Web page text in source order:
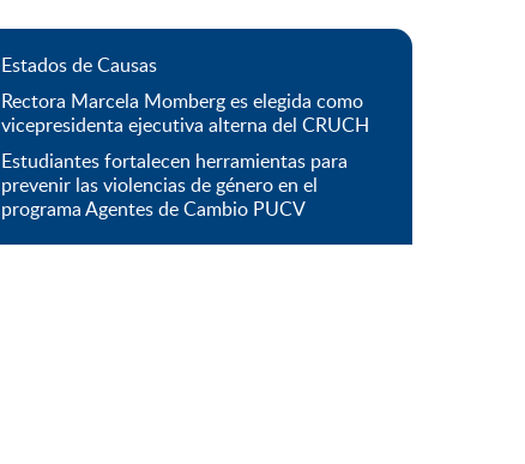
Estados de Causas
Rectora Marcela Momberg es elegida como
vicepresidenta ejecutiva alterna del CRUCH
Estudiantes fortalecen herramientas para
prevenir las violencias de género en el
programa Agentes de Cambio PUCV